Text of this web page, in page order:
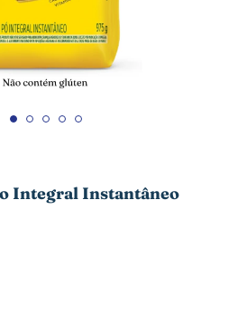
Integral Instantâneo